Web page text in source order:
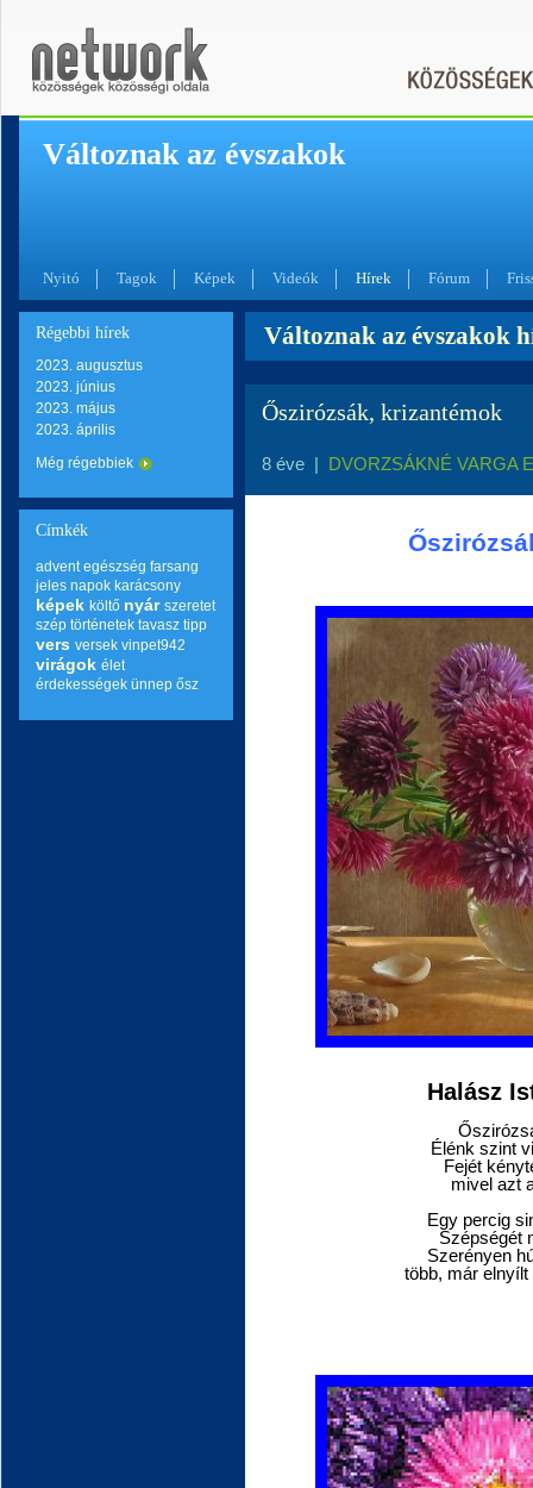
Változnak az évszakok
Nyitó Tagok Képek Videók Hírek Fórum
Régebbi hírek
2023. augusztus
2023. június
2023. május
2023. április
Még régebbiek
Címkék
advent egészség farsang
jeles napok karácsony
képek költő nyár szeretet
szép történetek tavasz tipp
vers versek vinpet942
virágok élet
érdekességek ünnep ősz
Változnak az évszakok
Őszirózsák, krizantémok
8 éve | DVORZSÁKNÉ VARGA
Halász
Élénk szint
Fejét
mivel azt
Egy percig
Szépségét
Szerényen
több, már